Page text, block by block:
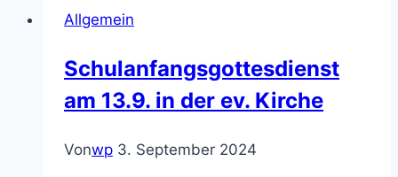
Blick
hinter
Kulissen
Allgemein
Schulanfangsgottesdienst
am 13.9. in der ev. Kirche
Vonwp 3. September 2024